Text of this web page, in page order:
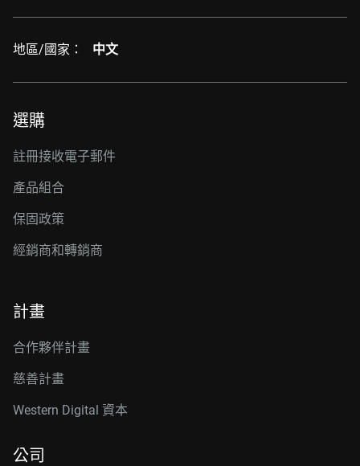
地區/國家： 中文
選購
註冊接收電子郵件
產品組合
保固政策
經銷商和轉銷商
計畫
合作夥伴計畫
慈善計畫
Western Digital 資本
公司